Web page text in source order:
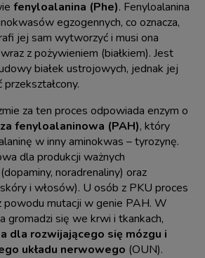
fenyloalanina (Phe). Fenyloalanina
egzogennych, co oznacza,
jej sam wytworzyć i musi ona
z pożywieniem (białkiem). Jest
białek ustrojowych, jednak jej
za ten proces odpowiada enzym o
fenyloalaninowa (PAH), który
w inny aminokwas – tyrozynę.
dla produkcji ważnych
noradrenaliny) oraz
i włosów). U osób z PKU proces
powodu mutacji w genie PAH. W
gromadzi się we krwi i tkankach,
dla rozwijającego się mózgu i
układu nerwowego (OUN).